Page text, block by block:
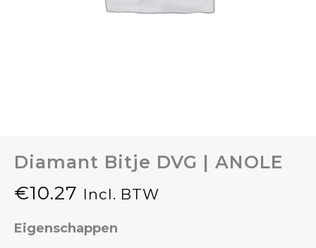
Diamant Bitje DVG | ANOLE
€10.27 Incl. BTW
Eigenschappen